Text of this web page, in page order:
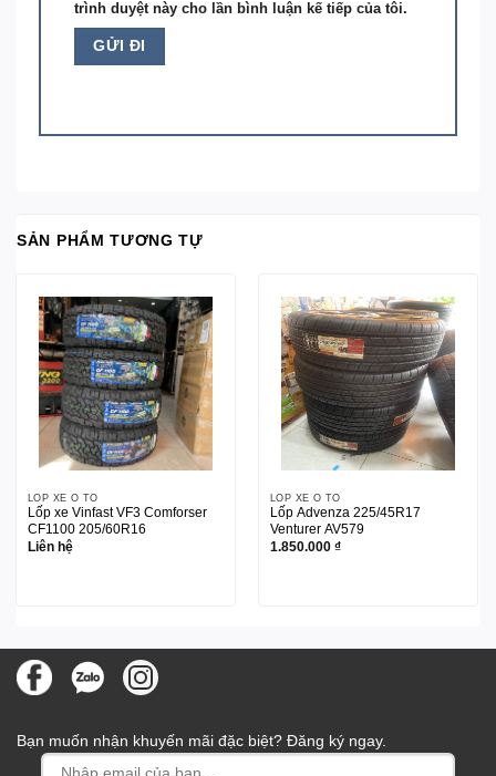
trình duyệt này cho lần bình luận kế tiếp của tôi.
SẢN PHẨM TƯƠNG TỰ
LỐP XE Ô TÔ
Lốp xe Vinfast VF3 Comforser
CF1100 205/60R16
Liên hệ
LỐP XE Ô TÔ
Lốp Advenza 225/45R17
Venturer AV579
1.850.000 ₫
Bạn muốn nhận khuyến mãi đặc biệt? Đăng ký ngay.